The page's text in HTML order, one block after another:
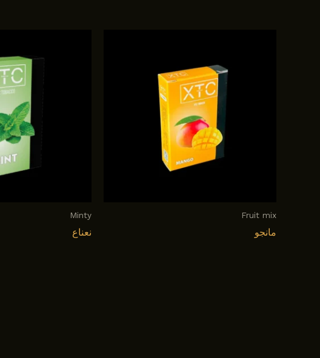
Fruit mix
مانجو
Minty
نعناع